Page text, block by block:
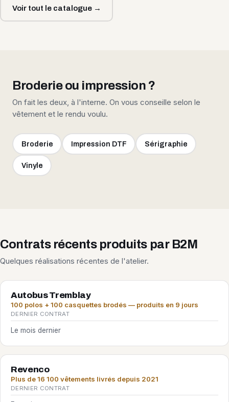
Voir tout le catalogue →
Broderie ou impression ?
On fait les deux, à l'interne. On vous conseille selon le
vêtement et le rendu voulu.
Broderie Impression DTF Sérigraphie
Vinyle
Contrats récents produits par B2M
Quelques réalisations récentes de l'atelier.
Autobus Tremblay
100 polos + 100 casquettes brodés — produits en 9 jours
DERNIER CONTRAT
Le mois dernier
Revenco
Plus de 16 100 vêtements livrés depuis 2021
DERNIER CONTRAT